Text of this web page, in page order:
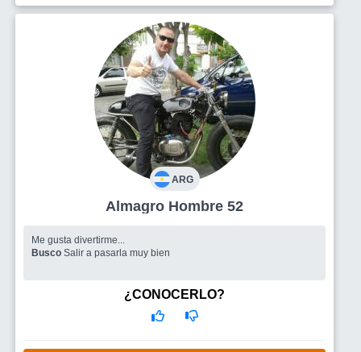
ARG
Almagro Hombre 52
Me gusta divertirme...
Busco Salir a pasarla muy bien
¿CONOCERLO?